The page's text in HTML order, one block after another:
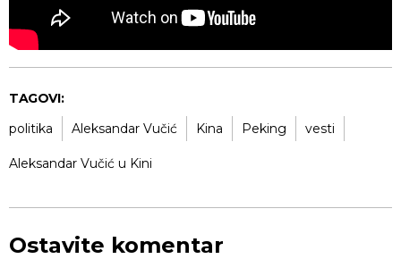
TAGOVI:
politika
Aleksandar Vučić Kina Peking vesti
Aleksandar Vučić u Kini
Ostavite komentar